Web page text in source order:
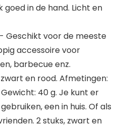
goed in de hand. Licht en
Geschikt voor de meeste
accessoire voor
barbecue enz.
en rood. Afmetingen:
40 g. Je kunt er
een in huis. Of als
2 stuks, zwart en